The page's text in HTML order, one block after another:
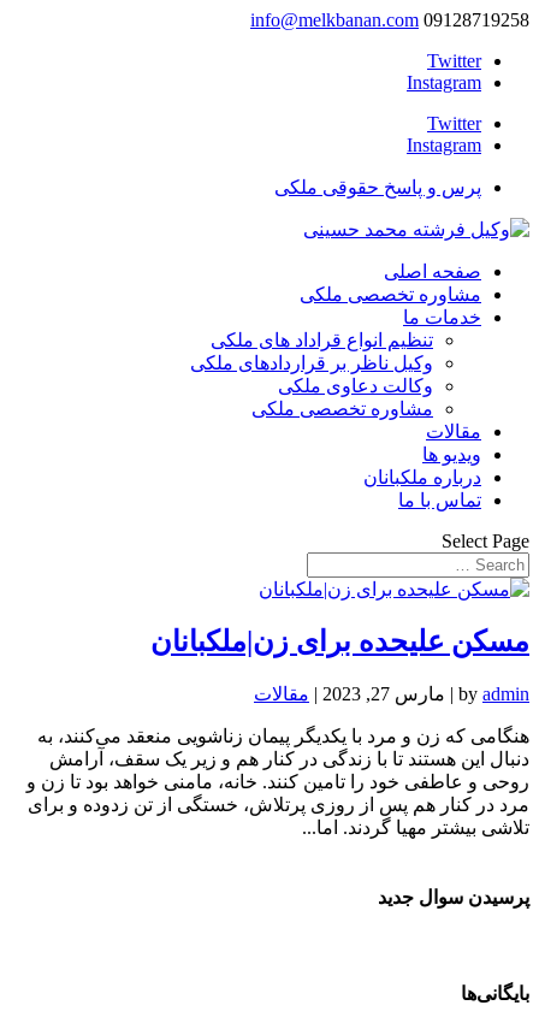
09128719258
info@melkbanan.com
Twitter
Instagram
Twitter
Instagram
پرس و پاسخ حقوقی ملکی
صفحه اصلی
مشاوره تخصصی ملکی
خدمات ما
تنظیم انواع قراداد های ملکی
وکیل ناظر بر قراردادهای ملکی
وکالت دعاوی ملکی
مشاوره تخصصی ملکی
مقالات
ویدیو ها
درباره ملکبانان
تماس با ما
Select Page
مسکن علیحده برای زن|ملکبانان
by admin
| مارس 27, 2023 | مقالات
هنگامی که زن و مرد با یکدیگر پیمان زناشویی منعقد می‌کنند، به
دنبال این هستند تا با زندگی در کنار هم و زیر یک سقف، آرامش
روحی و عاطفی خود را تامین کنند. خانه، مامنی خواهد بود تا زن و
مرد در کنار هم پس از روزی پرتلاش، خستگی از تن زدوده و برای
تلاشی بیشتر مهیا گردند. اما...
پرسیدن سوال جدید
بایگانی‌ها